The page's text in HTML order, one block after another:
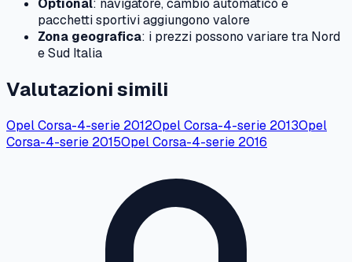
Optional: navigatore, cambio automatico e
pacchetti sportivi aggiungono valore
Zona geografica: i prezzi possono variare tra Nord
e Sud Italia
Valutazioni simili
OpelCorsa-4-serie 2012OpelCorsa-4-serie 2013Opel
Corsa-4-serie 2015OpelCorsa-4-serie 2016